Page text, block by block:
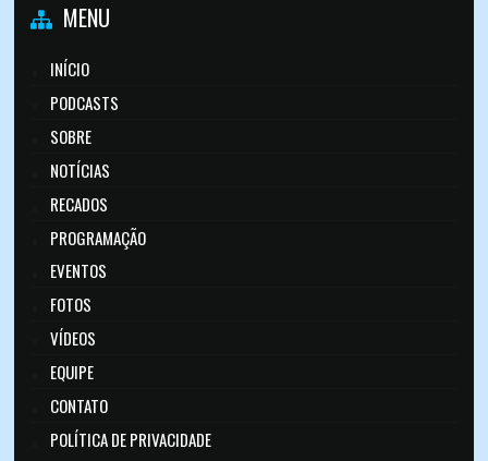
MENU
INÍCIO
PODCASTS
SOBRE
NOTÍCIAS
RECADOS
PROGRAMAÇÃO
EVENTOS
FOTOS
VÍDEOS
EQUIPE
CONTATO
POLÍTICA DE PRIVACIDADE